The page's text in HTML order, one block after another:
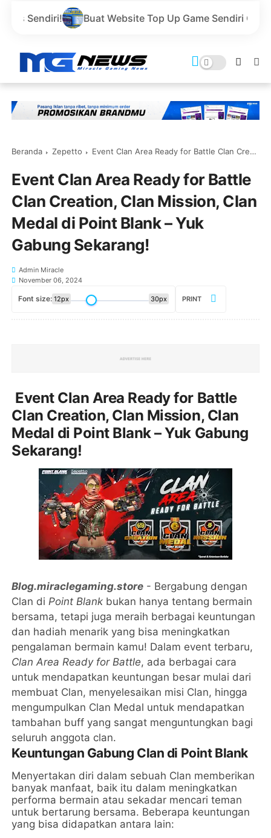
Buat Website Top Up Game Sendiri Gratis Domain dan
Beranda Zepetto Event Clan Area Ready for Battle Clan Creation, Clan Mission, Clan Medal di Point Blank – Yuk Gabung Sekarang!
Event Clan Area Ready for Battle
Clan Creation, Clan Mission, Clan
Medal di Point Blank – Yuk
Gabung Sekarang!
Admin Miracle
November 06, 2024
Font size: 12px 30px PRINT
Event Clan Area Ready for Battle
Clan Creation, Clan Mission, Clan
Medal di Point Blank – Yuk Gabung
Sekarang!
Blog.miraclegaming.store - Bergabung dengan
Clan di Point Blank bukan hanya tentang bermain
bersama, tetapi juga meraih berbagai keuntungan
dan hadiah menarik yang bisa meningkatkan
pengalaman bermain kamu! Dalam event terbaru,
Clan Area Ready for Battle, ada berbagai cara
untuk mendapatkan keuntungan besar mulai dari
membuat Clan, menyelesaikan misi Clan, hingga
mengumpulkan Clan Medal untuk mendapatkan
tambahan buff yang sangat menguntungkan bagi
seluruh anggota clan.
Keuntungan Gabung Clan di Point Blank
Menyertakan diri dalam sebuah Clan memberikan
banyak manfaat, baik itu dalam meningkatkan
performa bermain atau sekadar mencari teman
untuk bertarung bersama. Beberapa keuntungan
yang bisa didapatkan antara lain: